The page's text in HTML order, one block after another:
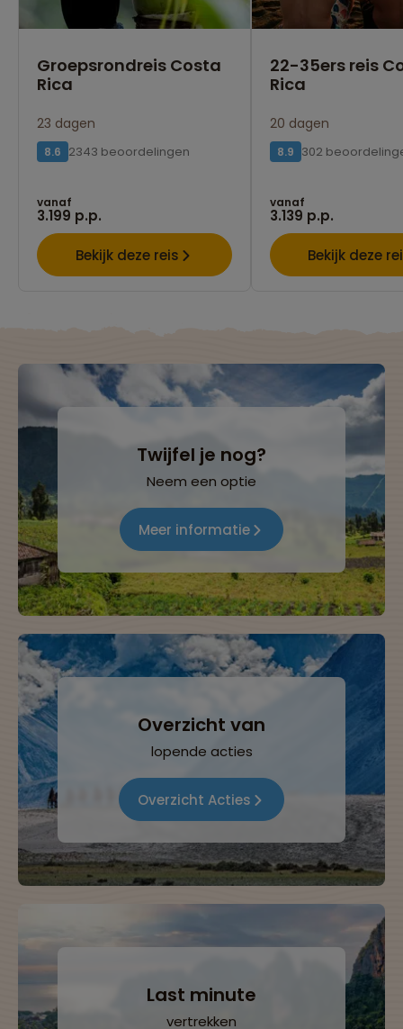
Groepsrondreis Costa
Rica
23 dagen
8.6 2343 beoordelingen
vanaf
3.199 p.p.
Bekijk deze reis
22-35ers reis
Rica
20 dagen
8.9 302
vanaf
3.139 p.p.
Bekijk deze
Twijfel je nog?
Neem een optie
Meer informatie
Overzicht van
lopende acties
Overzicht Acties
Last minute
vertrekken